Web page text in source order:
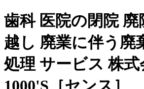
歯科 医院の閉院 廃
越し 廃業に伴う廃
処理 サービス 株式